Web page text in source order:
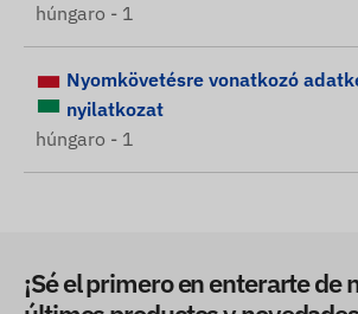
húngaro - 1
Nyomkövetésre vonatkozó
nyilatkozat
húngaro - 1
¡Sé el primero en enterarte de